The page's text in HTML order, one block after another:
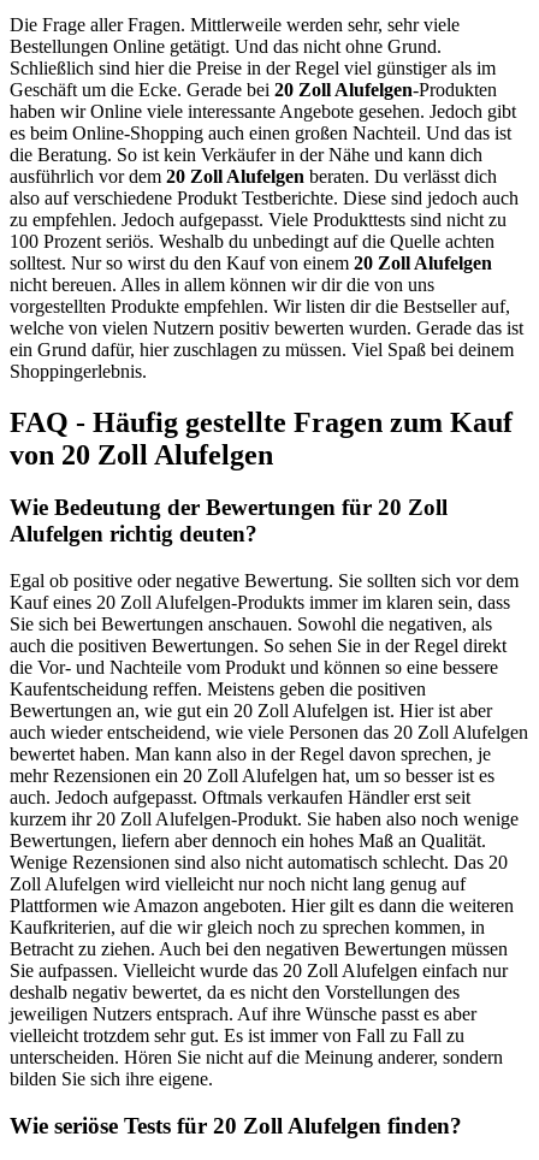
Die Frage aller Fragen. Mittlerweile werden sehr, sehr viele
Bestellungen Online getätigt. Und das nicht ohne Grund.
Schließlich sind hier die Preise in der Regel viel günstiger als im
Geschäft um die Ecke. Gerade bei 20 Zoll Alufelgen-Produkten
haben wir Online viele interessante Angebote gesehen. Jedoch gibt
es beim Online-Shopping auch einen großen Nachteil. Und das ist
die Beratung. So ist kein Verkäufer in der Nähe und kann dich
ausführlich vor dem 20 Zoll Alufelgen beraten. Du verlässt dich
also auf verschiedene Produkt Testberichte. Diese sind jedoch auch
zu empfehlen. Jedoch aufgepasst. Viele Produkttests sind nicht zu
100 Prozent seriös. Weshalb du unbedingt auf die Quelle achten
solltest. Nur so wirst du den Kauf von einem 20 Zoll Alufelgen
nicht bereuen. Alles in allem können wir dir die von uns
vorgestellten Produkte empfehlen. Wir listen dir die Bestseller auf,
welche von vielen Nutzern positiv bewerten wurden. Gerade das ist
ein Grund dafür, hier zuschlagen zu müssen. Viel Spaß bei deinem
Shoppingerlebnis.
FAQ - Häufig gestellte Fragen zum Kauf
von 20 Zoll Alufelgen
Wie Bedeutung der Bewertungen für 20 Zoll
Alufelgen richtig deuten?
Egal ob positive oder negative Bewertung. Sie sollten sich vor dem
Kauf eines 20 Zoll Alufelgen-Produkts immer im klaren sein, dass
Sie sich bei Bewertungen anschauen. Sowohl die negativen, als
auch die positiven Bewertungen. So sehen Sie in der Regel direkt
die Vor- und Nachteile vom Produkt und können so eine bessere
Kaufentscheidung reffen. Meistens geben die positiven
Bewertungen an, wie gut ein 20 Zoll Alufelgen ist. Hier ist aber
auch wieder entscheidend, wie viele Personen das 20 Zoll Alufelgen
bewertet haben. Man kann also in der Regel davon sprechen, je
mehr Rezensionen ein 20 Zoll Alufelgen hat, um so besser ist es
auch. Jedoch aufgepasst. Oftmals verkaufen Händler erst seit
kurzem ihr 20 Zoll Alufelgen-Produkt. Sie haben also noch wenige
Bewertungen, liefern aber dennoch ein hohes Maß an Qualität.
Wenige Rezensionen sind also nicht automatisch schlecht. Das 20
Zoll Alufelgen wird vielleicht nur noch nicht lang genug auf
Plattformen wie Amazon angeboten. Hier gilt es dann die weiteren
Kaufkriterien, auf die wir gleich noch zu sprechen kommen, in
Betracht zu ziehen. Auch bei den negativen Bewertungen müssen
Sie aufpassen. Vielleicht wurde das 20 Zoll Alufelgen einfach nur
deshalb negativ bewertet, da es nicht den Vorstellungen des
jeweiligen Nutzers entsprach. Auf ihre Wünsche passt es aber
vielleicht trotzdem sehr gut. Es ist immer von Fall zu Fall zu
unterscheiden. Hören Sie nicht auf die Meinung anderer, sondern
bilden Sie sich ihre eigene.
Wie seriöse Tests für 20 Zoll Alufelgen finden?